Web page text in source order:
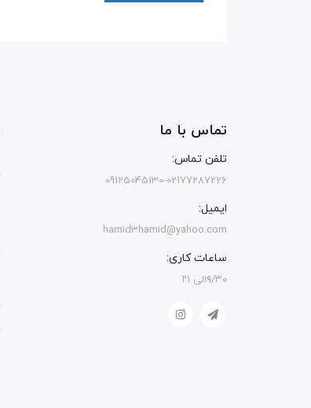
تماس با ما
تلفن تماس:
09125045130-02177287226
ایمیل:
hamid3hamid@yahoo.com
ساعات کاری:
۹/۳۰الی ۲۱